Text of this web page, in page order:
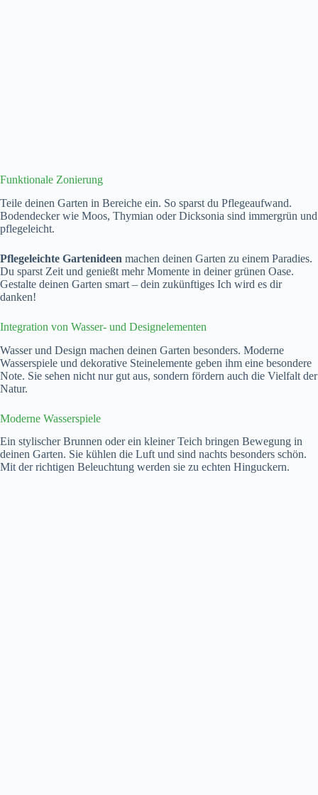
Funktionale Zonierung
Teile deinen Garten in Bereiche ein. So sparst du Pflegeaufwand.
Bodendecker wie Moos, Thymian oder Dicksonia sind immergrün und
pflegeleicht.
Pflegeleichte Gartenideen machen deinen Garten zu einem Paradies.
Du sparst Zeit und genießt mehr Momente in deiner grünen Oase.
Gestalte deinen Garten smart – dein zukünftiges Ich wird es dir
danken!
Integration von Wasser- und Designelementen
Wasser und Design machen deinen Garten besonders. Moderne
Wasserspiele und dekorative Steinelemente geben ihm eine besondere
Note. Sie sehen nicht nur gut aus, sondern fördern auch die Vielfalt der
Natur.
Moderne Wasserspiele
Ein stylischer Brunnen oder ein kleiner Teich bringen Bewegung in
deinen Garten. Sie kühlen die Luft und sind nachts besonders schön.
Mit der richtigen Beleuchtung werden sie zu echten Hinguckern.